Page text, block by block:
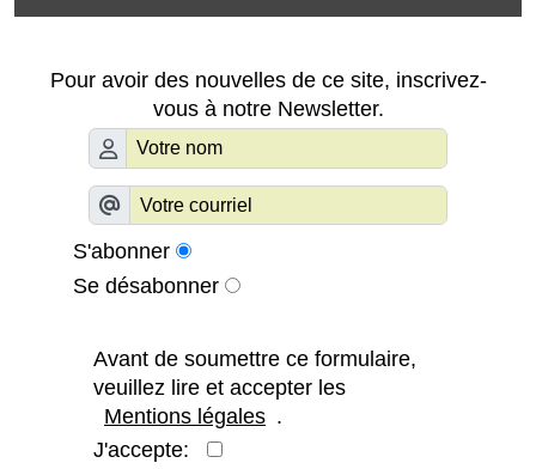
Pour avoir des nouvelles de ce site, inscrivez-
vous à notre Newsletter.
S'abonner
Se désabonner
Avant de soumettre ce formulaire,
veuillez lire et accepter les
Mentions légales .
J'accepte: